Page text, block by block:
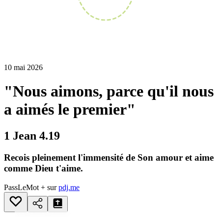
10 mai 2026
"Nous aimons, parce qu'il nous
a aimés le premier"
1 Jean 4.19
Recois pleinement l'immensité de Son amour et aime
comme Dieu t'aime.
PassLeMot + surpdj.me